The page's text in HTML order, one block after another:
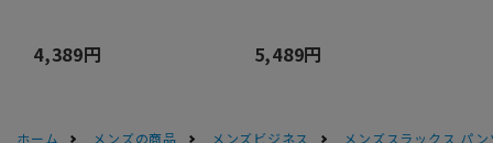
4,389円 5,489円
ホーム メンズの商品 メンズビジネス
メンズスラックス パン